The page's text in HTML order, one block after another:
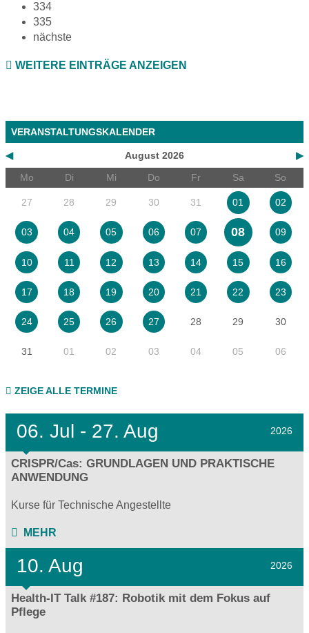
334
335
nächste
WEITERE EINTRÄGE ANZEIGEN
VERANSTALTUNGSKALENDER
◀ ▶
August 2026
Mo
Di Mi Do Fr Sa So
27 28 29 30 31 01 02
03 04 05 06 07 08 09
10 11 12 13 14 15 16
17 18 19 20 21 22 23
24 25 26 27 28 29 30
31 01 02 03 04 05 06
ZEIGE ALLE TERMINE
06. Jul - 27. Aug 2026
CRISPR/Cas: GRUNDLAGEN UND PRAKTISCHE
ANWENDUNG
Kurse für Technische Angestellte
MEHR
10. Aug 2026
Health-IT Talk #187: Robotik mit dem Fokus auf
Pflege